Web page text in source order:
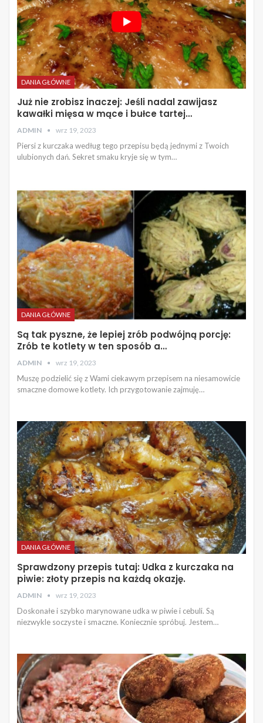
DANIA GŁÓWNE
Już nie zrobisz inaczej: Jeśli nadal zawijasz
kawałki mięsa w mące i bułce tartej…
ADMIN wrz 19, 2023
Piersi z kurczaka według tego przepisu będą jednymi z Twoich
ulubionych dań. Sekret smaku kryje się w tym…
DANIA GŁÓWNE
Są tak pyszne, że lepiej zrób podwójną porcję:
Zrób te kotlety w ten sposób a…
ADMIN wrz 19, 2023
Muszę podzielić się z Wami ciekawym przepisem na niesamowicie
smaczne domowe kotlety. Ich przygotowanie zajmuję…
DANIA GŁÓWNE
Sprawdzony przepis tutaj: Udka z kurczaka na
piwie: złoty przepis na każdą okazję.
ADMIN wrz 19, 2023
Doskonałe i szybko marynowane udka w piwie i cebuli. Są
niezwykle soczyste i smaczne. Koniecznie spróbuj. Jestem…